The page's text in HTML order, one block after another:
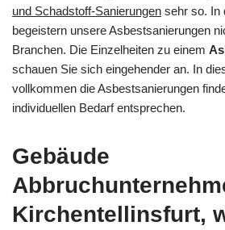
und Schadstoff-Sanierungen sehr so. In
begeistern unsere Asbestsanierungen
Branchen. Die Einzelheiten zu einem
schauen Sie sich eingehender an. In
vollkommen die Asbestsanierungen
individuellen Bedarf entsprechen.
Gebäude
Kirchentellinsfurt,